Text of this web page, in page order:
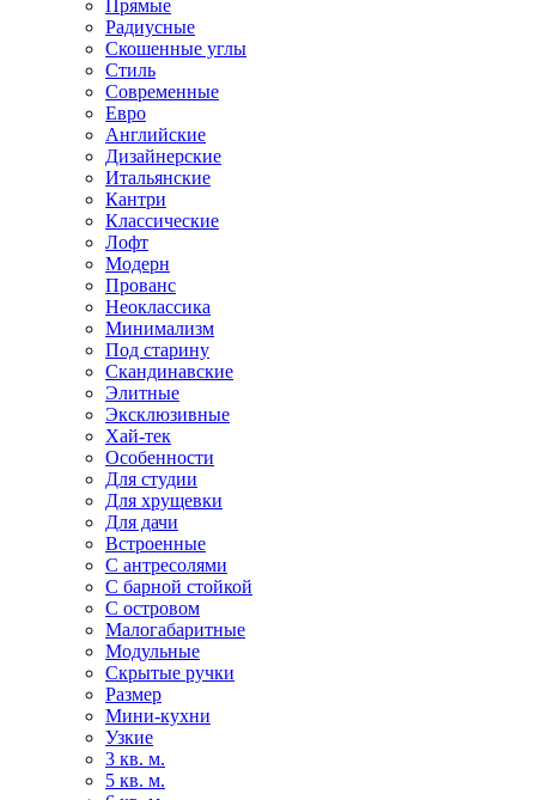
Прямые
Радиусные
Скошенные углы
Стиль
Современные
Евро
Английские
Дизайнерские
Итальянские
Кантри
Классические
Лофт
Модерн
Прованс
Неоклассика
Минимализм
Под старину
Скандинавские
Элитные
Эксклюзивные
Хай-тек
Особенности
Для студии
Для хрущевки
Для дачи
Встроенные
С антресолями
С барной стойкой
С островом
Малогабаритные
Модульные
Скрытые ручки
Размер
Мини-кухни
Узкие
3 кв. м.
5 кв. м.